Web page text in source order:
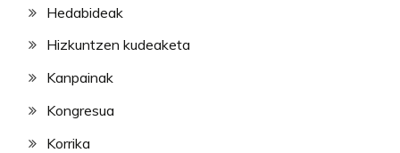
Hedabideak
Hizkuntzen kudeaketa
Kanpainak
Kongresua
Korrika